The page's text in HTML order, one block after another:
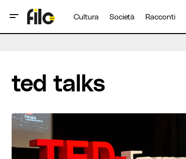
Cultura Società Racconti
ted talks